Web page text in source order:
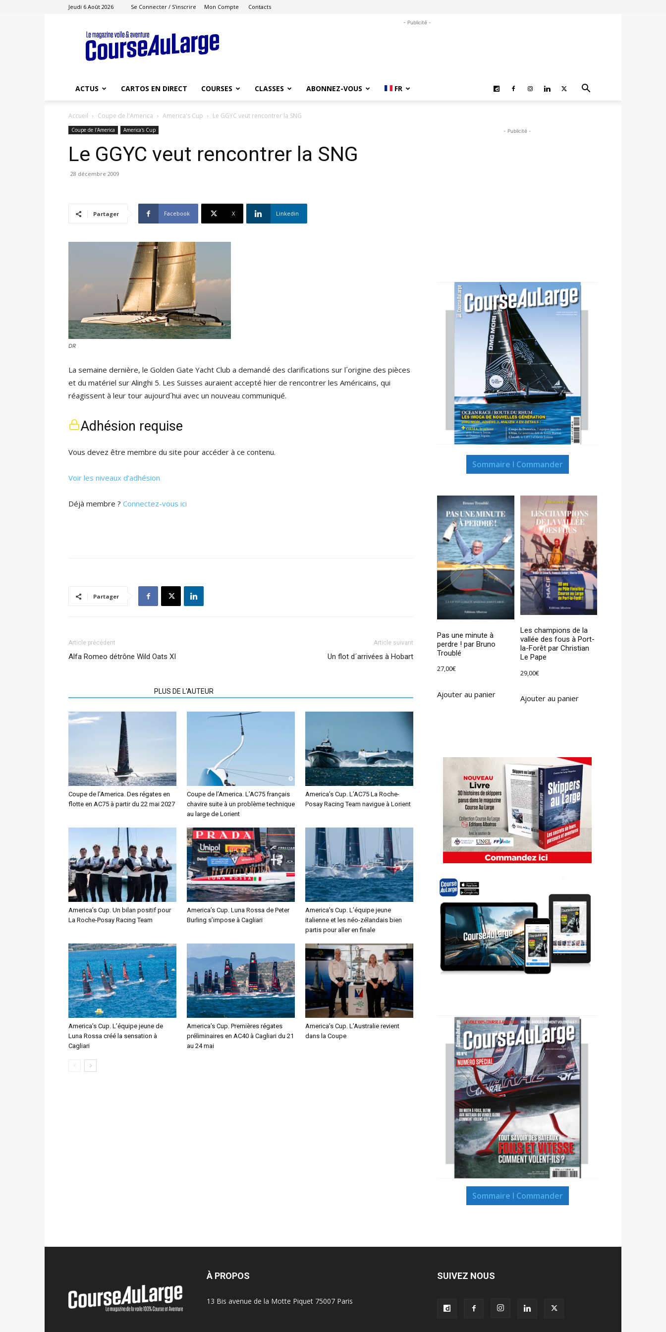
Jeudi 6 Août 2026 Se Connecter / S'inscrire Mon Compte Contacts
Course
au
Large
- Publicité -
ACTUS CARTOS EN DIRECT COURSES CLASSES ABONNEZ-VOUS FR
Accueil Coupe de l'America America's Cup Le GGYC veut rencontrer la SNG
Coupe de l'America America's Cup
Le GGYC veut rencontrer la SNG
28 décembre 2009
Partager Facebook X Linkedin
DR
La semaine dernière, le Golden Gate Yacht Club a demandé des clarifications sur l´origine des pièces
et du matériel sur Alinghi 5. Les Suisses auraient accepté hier de rencontrer les Américains, qui
réagissent à leur tour aujourd´hui avec un nouveau communiqué.
Adhésion requise
Vous devez être membre du site pour accéder à ce contenu.
Voir les niveaux d’adhésion
Déjà membre ? Connectez-vous ici
Partager
Article précédent
Alfa Romeo détrône Wild Oats XI
Article suivant
Un flot d´arrivées à Hobart
PLUS DE L'AUTEUR
Coupe de l’America. Des régates en
flotte en AC75 à partir du 22 mai 2027
Coupe de l’America. L’AC75 français
chavire suite à un problème technique
au large de Lorient
America’s Cup. L’AC75 La Roche-
Posay Racing Team navigue à Lorient
America’s Cup. Un bilan positif pour
La Roche-Posay Racing Team
America’s Cup. Luna Rossa de Peter
Burling s’impose à Cagliari
America’s Cup. L’équipe jeune
italienne et les néo-zélandais bien
partis pour aller en finale
America’s Cup. L’équipe jeune de
Luna Rossa créé la sensation à
Cagliari
America’s Cup. Premières régates
préliminaires en AC40 à Cagliari du 21
au 24 mai
America’s Cup. L’Australie revient
dans la Coupe
- Publicité -
Sommaire I Commander
Pas une minute à
perdre ! par Bruno
Troublé
27,00€
Ajouter au panier
Les champions de la
vallée des fous à Port-
la-Forêt par Christian
Le Pape
29,00€
Ajouter au panier
Sommaire I Commander
À PROPOS
13 Bis avenue de la Motte Piquet 75007 Paris
SUIVEZ NOUS